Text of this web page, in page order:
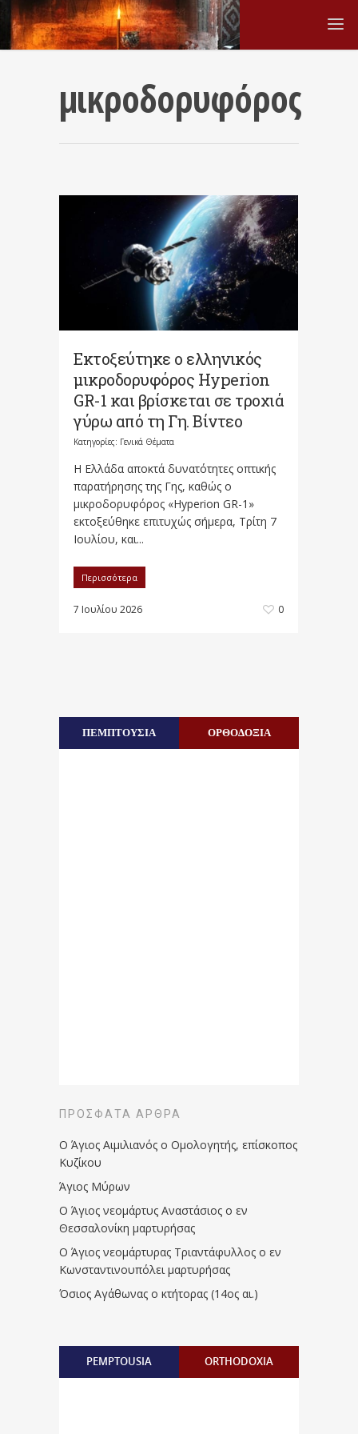
μικροδορυφόρος
Εκτοξεύτηκε ο ελληνικός
μικροδορυφόρος Hyperion
GR-1 και βρίσκεται σε τροχιά
γύρω από τη Γη. Βίντεο
Κατηγορίες: Γενικά Θέματα
Η Ελλάδα αποκτά δυνατότητες οπτικής
παρατήρησης της Γης, καθώς ο
μικροδορυφόρος «Hyperion GR-1»
εκτοξεύθηκε επιτυχώς σήμερα, Τρίτη 7
Ιουλίου, και...
Περισσότερα
7 Ιουλίου 2026 0
ΠΕΜΠΤΟΥΣΙΑ ΟΡΘΟΔΟΞΙΑ
ΠΡΌΣΦΑΤΑ ΆΡΘΡΑ
Ο Άγιος Αιμιλιανός ο Ομολογητής, επίσκοπος
Κυζίκου
Άγιος Μύρων
Ο Άγιος νεομάρτυς Αναστάσιος ο εν
Θεσσαλονίκη μαρτυρήσας
Ο Άγιος νεομάρτυρας Τριαντάφυλλος ο εν
Κωνσταντινουπόλει μαρτυρήσας
Όσιος Αγάθωνας ο κτήτορας (14ος αι.)
PEMPTOUSIA ORTHODOXIA